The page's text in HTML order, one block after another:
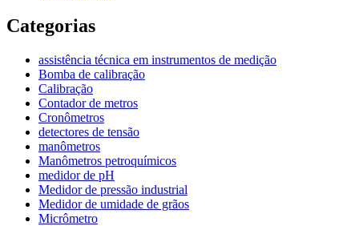
Categorias
assistência técnica em instrumentos de medição
Bomba de calibração
Calibração
Contador de metros
Cronômetros
detectores de tensão
manômetros
Manômetros petroquímicos
medidor de pH
Medidor de pressão industrial
Medidor de umidade de grãos
Micrômetro